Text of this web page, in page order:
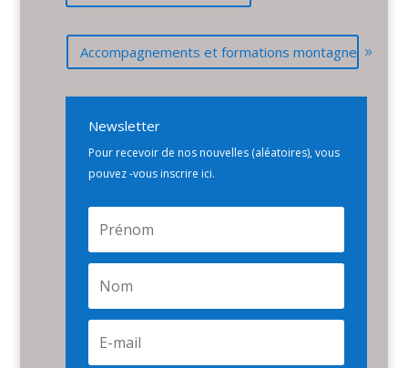
Accompagnements et formations montagne
Newsletter
Pour recevoir de nos nouvelles (aléatoires), vous
pouvez -vous inscrire ici.